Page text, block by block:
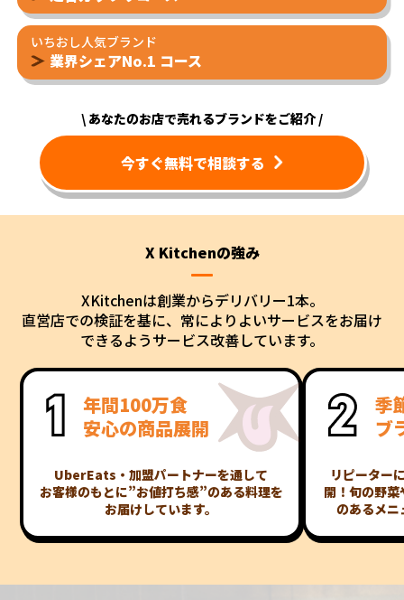
定番ガッツリコース
いちおし人気ブランド
業界シェアNo.1 コース
\ あなたのお店で売れるブランドをご紹介 /
X Kitchenの強み
XKitchenは創業からデリバリー1本。
直営店での検証を基に、常によりよいサービスをお届け
年間100万食
安心の商品展開
UberEats・加盟パートナーを通して
お客様のもとに”お値打ち感”のある料理を
季
ブ
リピーター
開！旬の野